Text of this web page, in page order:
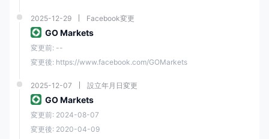
製品スイートに最適なスプレッドの 1 つを提供することに加えて、 GO
MARKETSまた、保有コストやオーバーナイトスワップの点でも最も競
争力があります。 GO MARKETSメタトレーダープラットフォームの標
準アカウントと go plus+ アカウントで利用可能なトレーダーにスワップ
フリーのアカウントを提供します。 GO MARKETSスワップフリー口座
ない正当な保有者が利用できます。
さらに、GO Plus アカウントはすでに上級トレーダーや、0.0 ピップか
らのスプレッドと片側あたり 2.50 ドルという低額の手数料に組み込まれ
なっています。
2025-12-29 Facebook変更
GO Markets
変更前: --
変更後: https://www.facebook.com/GOMarkets
2025-12-07 設立年月日変更
GO Markets
変更前: 2024-08-07
変更後: 2020-04-09